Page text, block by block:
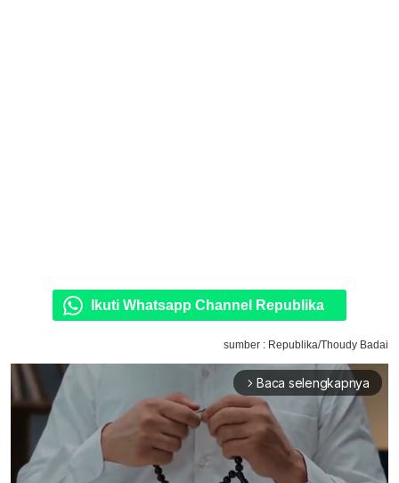
Ikuti Whatsapp Channel Republika
sumber : Republika/Thoudy Badai
arrow_forward_ios Baca selengkapnya